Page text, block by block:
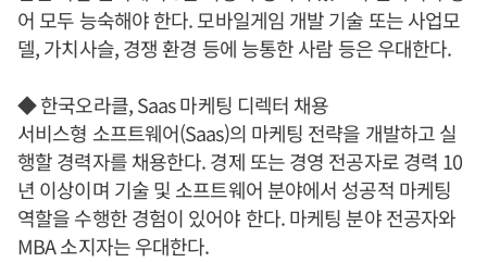
어 모두 능숙해야 한다. 모바일게임 개발 기술 또는 사업모
델, 가치사슬, 경쟁 환경 등에 능통한 사람 등은 우대한다.
◆ 한국오라클, Saas 마케팅 디렉터 채용
서비스형 소프트웨어(Saas)의 마케팅 전략을 개발하고 실
행할 경력자를 채용한다. 경제 또는 경영 전공자로 경력 10
년 이상이며 기술 및 소프트웨어 분야에서 성공적 마케팅
역할을 수행한 경험이 있어야 한다. 마케팅 분야 전공자와
MBA 소지자는 우대한다.